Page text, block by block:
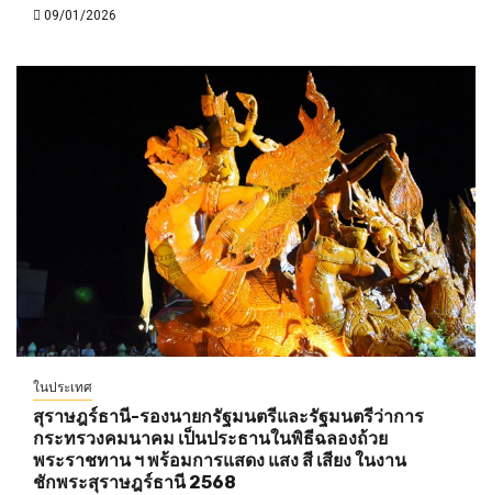
09/01/2026
ในประเทศ
สุราษฎร์ธานี-รองนายกรัฐมนตรีและรัฐมนตรีว่าการ
กระทรวงคมนาคม เป็นประธานในพิธีฉลองถ้วย
พระราชทาน ฯ พร้อมการแสดง แสง สี เสียง ในงาน
ชักพระสุราษฎร์ธานี 2568